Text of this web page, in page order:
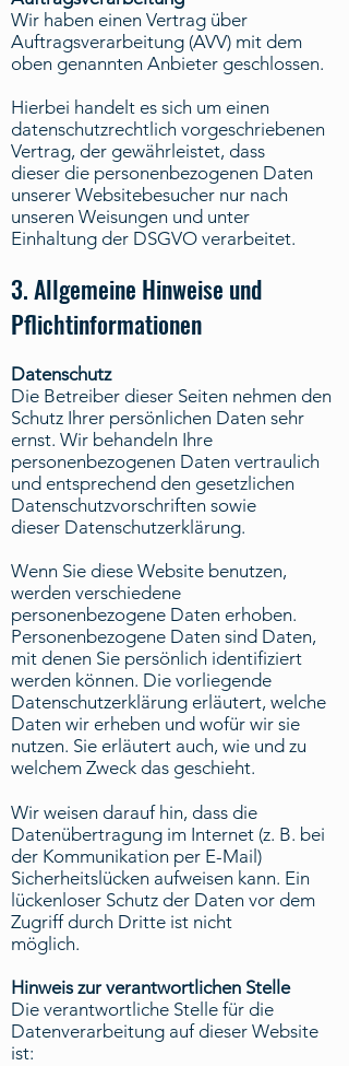
Wir haben einen Vertrag über
Auftragsverarbeitung (AVV) mit dem
oben genannten Anbieter geschlossen.
Hierbei handelt es sich um einen
datenschutzrechtlich vorgeschriebenen
Vertrag, der gewährleistet, dass
dieser die personenbezogenen Daten
unserer Websitebesucher nur nach
unseren Weisungen und unter
Einhaltung der DSGVO verarbeitet.
3. Allgemeine Hinweise und
Pflichtinformationen
Datenschutz
Die Betreiber dieser Seiten nehmen den
Schutz Ihrer persönlichen Daten sehr
ernst. Wir behandeln Ihre
personenbezogenen Daten vertraulich
und entsprechend den gesetzlichen
Datenschutzvorschriften sowie
dieser Datenschutzerklärung.
Wenn Sie diese Website benutzen,
werden verschiedene
personenbezogene Daten erhoben.
Personenbezogene Daten sind Daten,
mit denen Sie persönlich identifiziert
werden können. Die vorliegende
Datenschutzerklärung erläutert, welche
Daten wir erheben und wofür wir sie
nutzen. Sie erläutert auch, wie und zu
welchem Zweck das geschieht.
Wir weisen darauf hin, dass die
Datenübertragung im Internet (z. B. bei
der Kommunikation per E-Mail)
Sicherheitslücken aufweisen kann. Ein
lückenloser Schutz der Daten vor dem
Zugriff durch Dritte ist nicht
möglich.
Hinweis zur verantwortlichen Stelle
Die verantwortliche Stelle für die
Datenverarbeitung auf dieser Website
ist: